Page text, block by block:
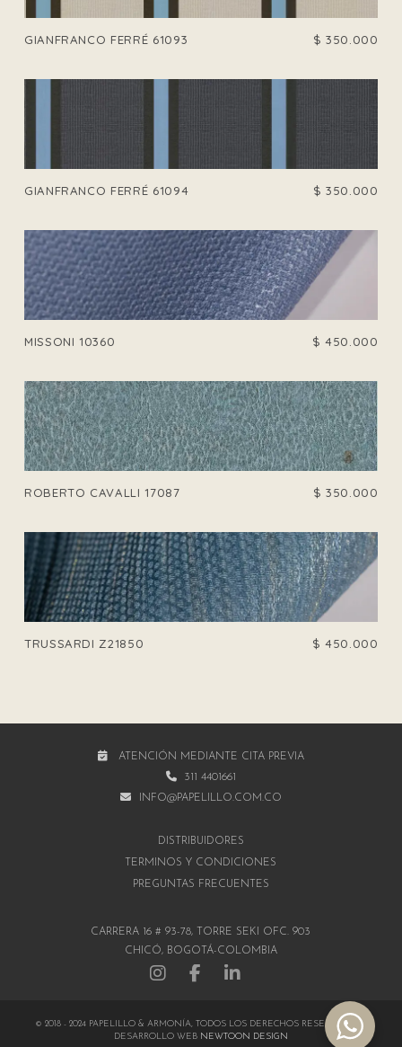
GIANFRANCO FERRÉ 61093 $ 350.000
GIANFRANCO FERRÉ 61094 $ 350.000
MISSONI 10360 $ 450.000
ROBERTO CAVALLI 17087 $ 350.000
TRUSSARDI Z21850 $ 450.000
ATENCIÓN MEDIANTE CITA PREVIA
311 4401661
INFO@PAPELILLO.COM.CO
DISTRIBUIDORES
TÉRMINOS Y CONDICIONES
PREGUNTAS FRECUENTES
CARRERA 16 # 93-78, TORRE SEKI OFC. 903
CHICÓ, BOGOTÁ-COLOMBIA
© 2018 - 2024 PAPELILLO & ARMONÍA, TODOS LOS DERECHOS RESERVADOS |
DESARROLLO WEB NEWTOON DESIGN